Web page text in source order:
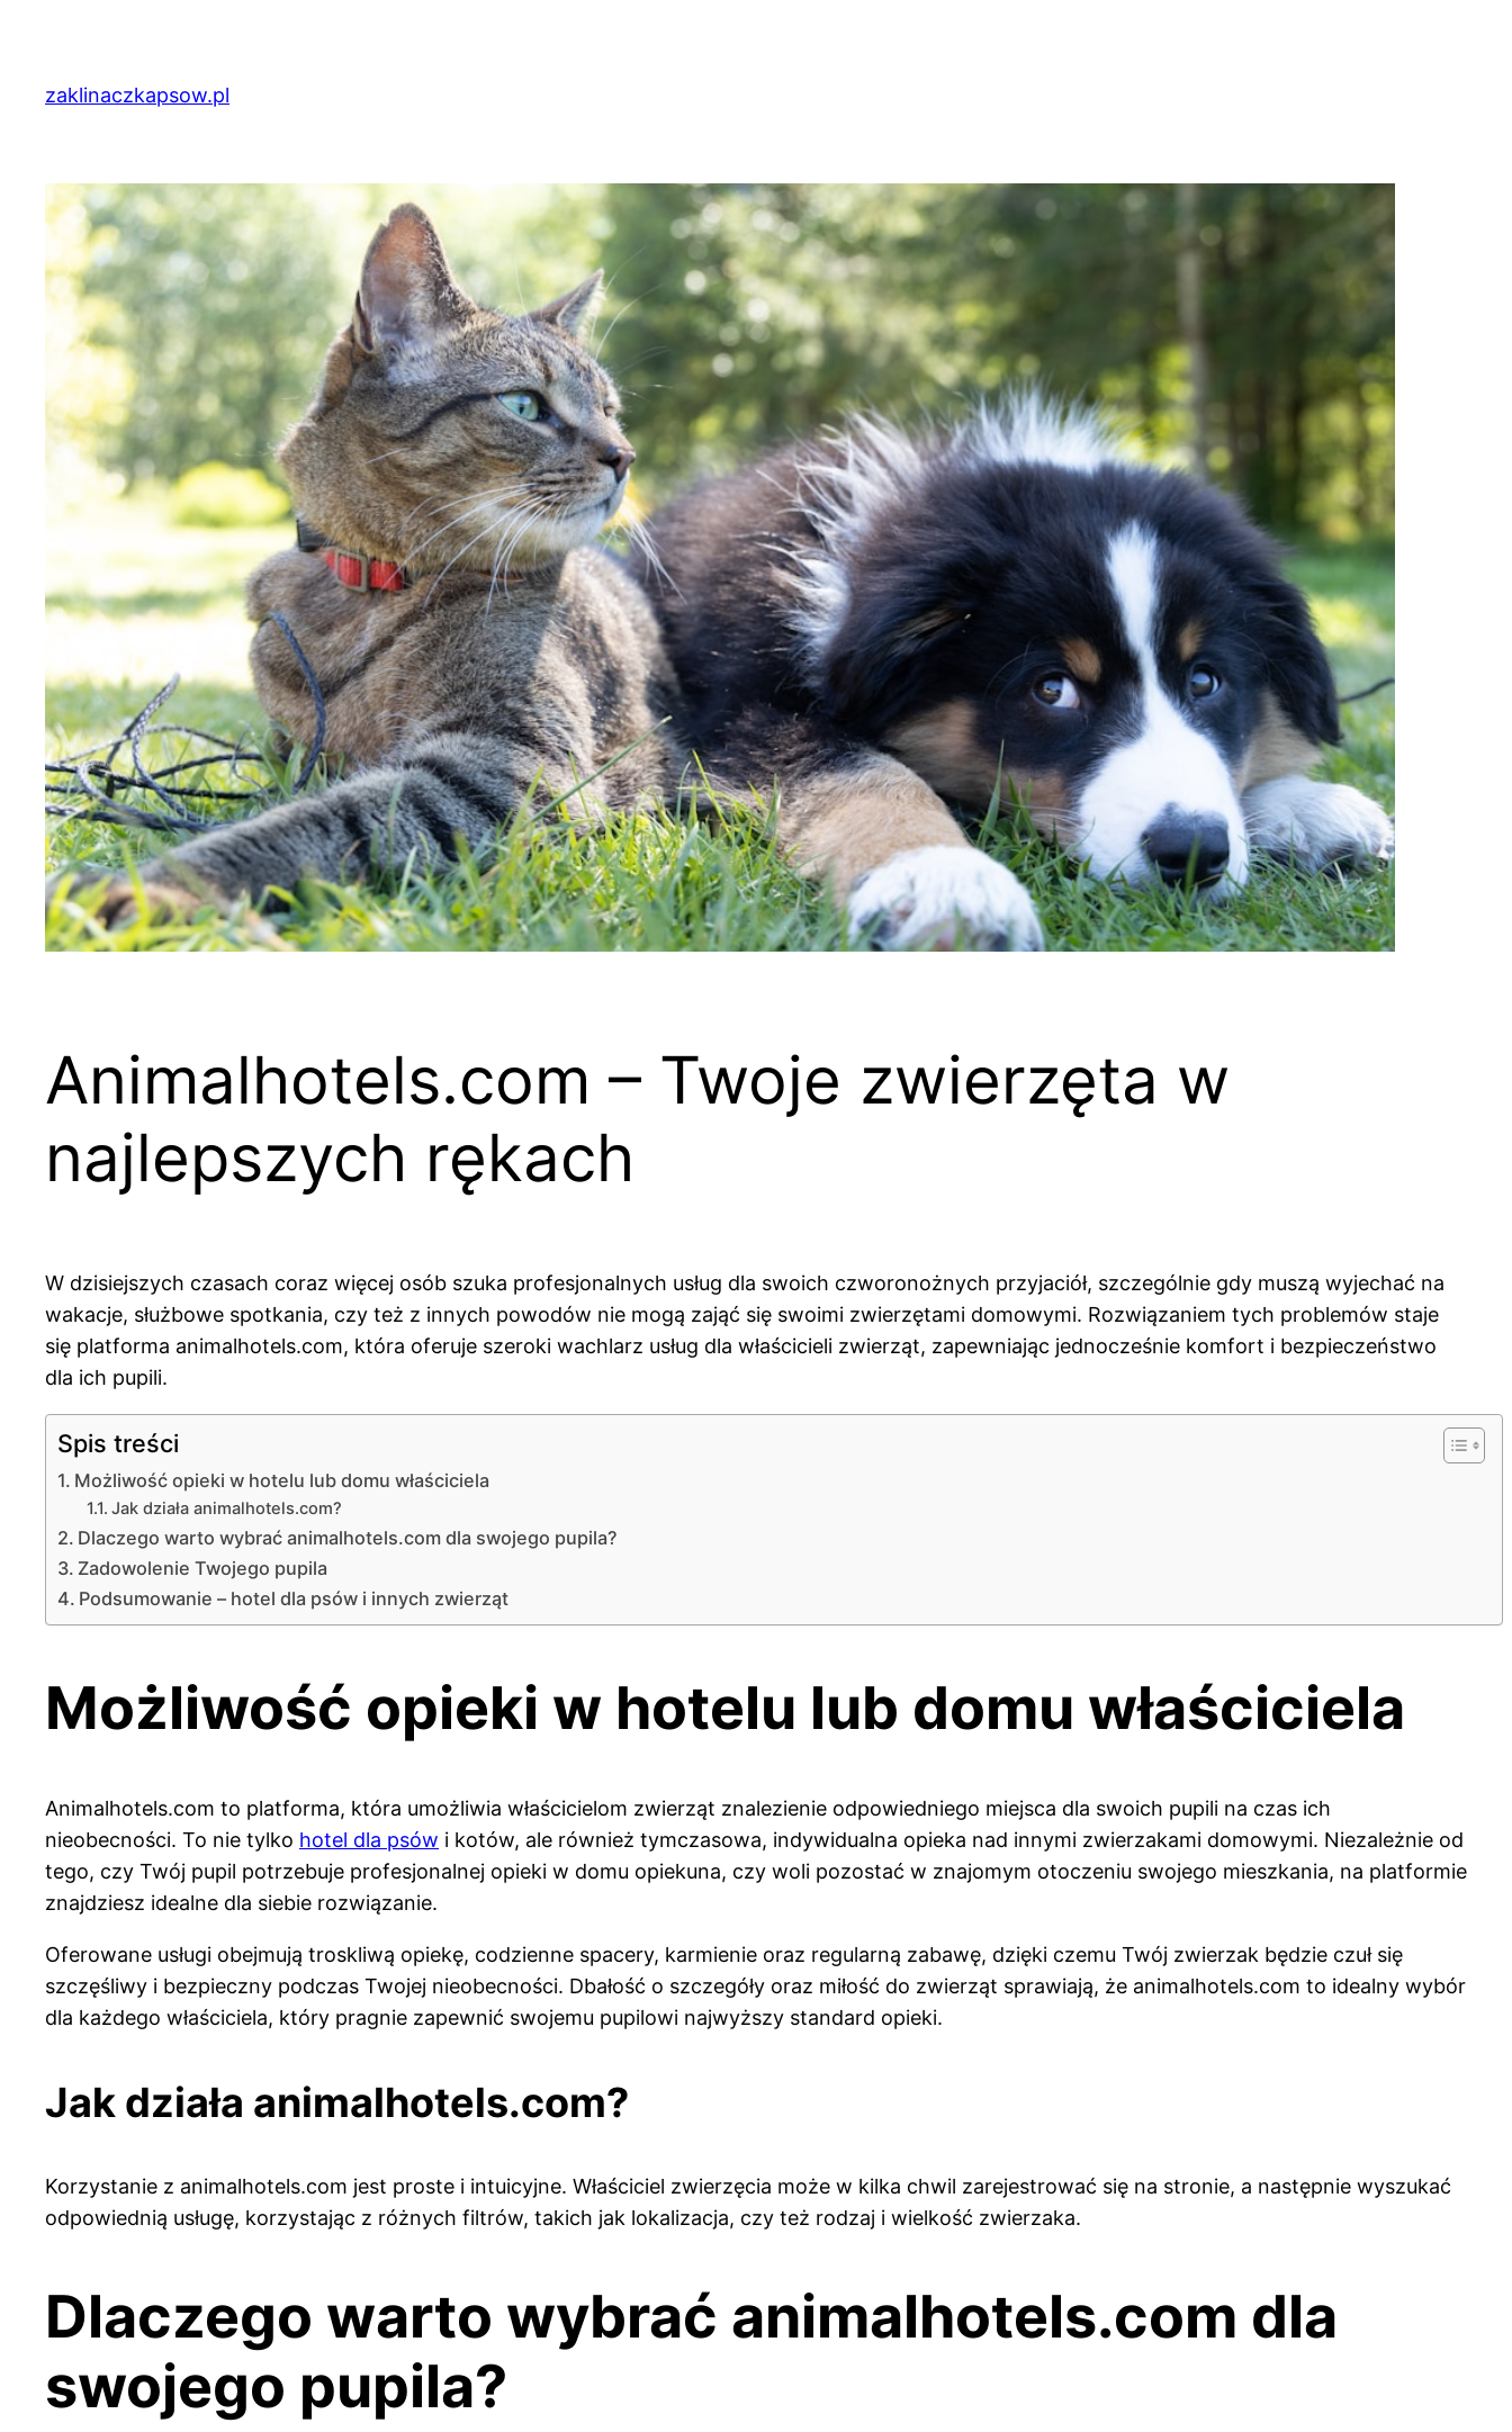
treścizaklinaczkapsow.pl
Animalhotels.com – Twoje zwierzęta w
najlepszych rękach
W dzisiejszych czasach coraz więcej osób szuka profesjonalnych usług dla swoich czworonożnych przyjaciół, szczególnie gdy muszą wyjechać na
wakacje, służbowe spotkania, czy też z innych powodów nie mogą zająć się swoimi zwierzętami domowymi. Rozwiązaniem tych problemów staje
się platforma animalhotels.com, która oferuje szeroki wachlarz usług dla właścicieli zwierząt, zapewniając jednocześnie komfort i bezpieczeństwo
dla ich pupili.
Spis treści
Możliwość opieki w hotelu lub domu właściciela
Jak działa animalhotels.com?
Dlaczego warto wybrać animalhotels.com dla swojego pupila?
Zadowolenie Twojego pupila
Podsumowanie – hotel dla psów i innych zwierząt
Możliwość opieki w hotelu lub domu właściciela
Animalhotels.com to platforma, która umożliwia właścicielom zwierząt znalezienie odpowiedniego miejsca dla swoich pupili na czas ich
nieobecności. To nie tylko hotel dla psów i kotów, ale również tymczasowa, indywidualna opieka nad innymi zwierzakami domowymi. Niezależnie od
tego, czy Twój pupil potrzebuje profesjonalnej opieki w domu opiekuna, czy woli pozostać w znajomym otoczeniu swojego mieszkania, na platformie
znajdziesz idealne dla siebie rozwiązanie.
Oferowane usługi obejmują troskliwą opiekę, codzienne spacery, karmienie oraz regularną zabawę, dzięki czemu Twój zwierzak będzie czuł się
szczęśliwy i bezpieczny podczas Twojej nieobecności. Dbałość o szczegóły oraz miłość do zwierząt sprawiają, że animalhotels.com to idealny wybór
dla każdego właściciela, który pragnie zapewnić swojemu pupilowi najwyższy standard opieki.
Jak działa animalhotels.com?
Korzystanie z animalhotels.com jest proste i intuicyjne. Właściciel zwierzęcia może w kilka chwil zarejestrować się na stronie, a następnie wyszukać
odpowiednią usługę, korzystając z różnych filtrów, takich jak lokalizacja, czy też rodzaj i wielkość zwierzaka.
Dlaczego warto wybrać animalhotels.com dla
swojego pupila?